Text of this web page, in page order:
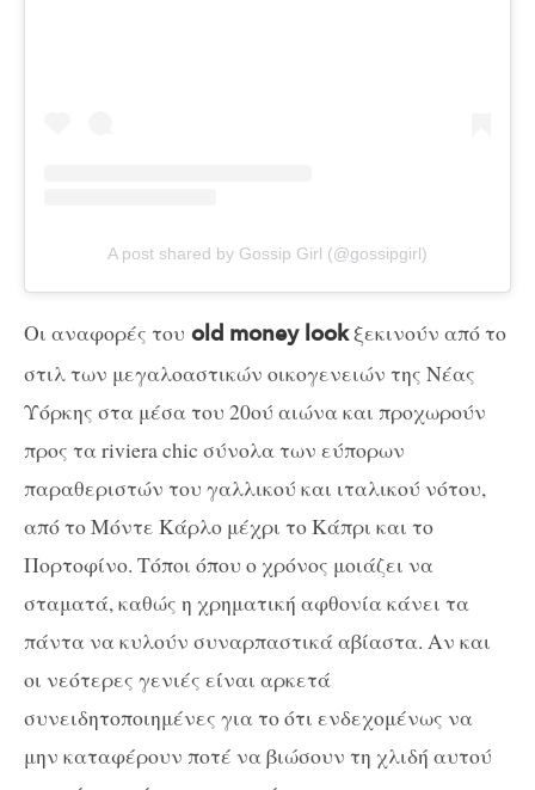
A post shared by Gossip Girl (@gossipgirl)
Οι αναφορές του old money lookξεκινούν από το
στιλ των μεγαλοαστικών οικογενειών της Νέας
Υόρκης στα μέσα του 20ού αιώνα και προχωρούν
προς τα riviera chic σύνολα των εύπορων
παραθεριστών του γαλλικού και ιταλικού νότου,
από το Μόντε Κάρλο μέχρι το Κάπρι και το
Πορτοφίνο. Τόποι όπου ο χρόνος μοιάζει να
σταματά, καθώς η χρηματική αφθονία κάνει τα
πάντα να κυλούν συναρπαστικά αβίαστα. Αν και
οι νεότερες γενιές είναι αρκετά
συνειδητοποιημένες για το ότι ενδεχομένως να
μην καταφέρουν ποτέ να βιώσουν τη χλιδή αυτού